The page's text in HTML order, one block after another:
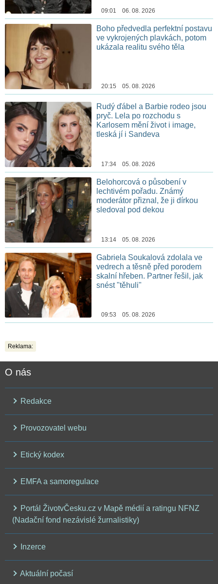
09:01 06. 08. 2026
Boho předvedla perfektní postavu
ve vykrojených plavkách, potom
ukázala realitu svého těla
20:15 05. 08. 2026
Rudý ďábel a Barbie rodeo jsou
pryč. Lela po rozchodu s
Karlosem mění život i image,
tleská jí i Sandeva
17:34 05. 08. 2026
Belohorcová o působení v
lechtivém pořadu. Známý
moderátor přiznal, že ji dírkou
sledoval pod dekou
13:14 05. 08. 2026
Gabriela Soukalová zdolala ve
vedrech a těsně před porodem
skalní hřeben. Partner řešil, jak
snést "těhuli"
09:53 05. 08. 2026
Reklama:
O nás
Redakce
Provozovatel webu
Etický kodex
EMFA a samoregulace
Portál ŽivotvČesku.cz v Mapě médií a ratingu NFNZ
(Nadační fond nezávislé žurnalistiky)
Inzerce
Aktuální počasí